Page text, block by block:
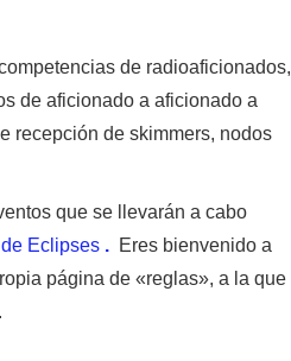
de radioaficionados,
de aficionado a aficionado a
recepción de skimmers, nodos
que se llevarán a cabo
Eclipses . Eres bienvenido a
página de «reglas», a la que